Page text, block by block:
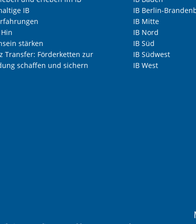
IB
stärken
Transfer: Förderketten zur
schaffen und sichern
IB Berlin-
IB Mitte
IB Nord
IB Süd
IB Südwest
IB West
Seite der IB
Seite des
Seite des
Seite des
Kununu-Seite